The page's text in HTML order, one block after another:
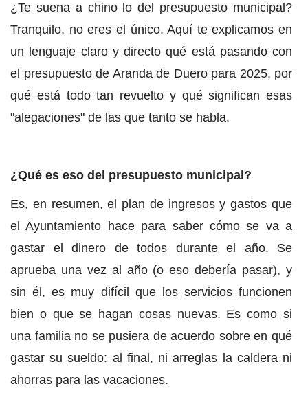
¿Te suena a chino lo del presupuesto municipal?
Tranquilo, no eres el único. Aquí te explicamos en
un lenguaje claro y directo qué está pasando con
el presupuesto de Aranda de Duero para 2025, por
qué está todo tan revuelto y qué significan esas
"alegaciones" de las que tanto se habla.
¿Qué es eso del presupuesto municipal?
Es, en resumen, el plan de ingresos y gastos que
el Ayuntamiento hace para saber cómo se va a
gastar el dinero de todos durante el año. Se
aprueba una vez al año (o eso debería pasar), y
sin él, es muy difícil que los servicios funcionen
bien o que se hagan cosas nuevas. Es como si
una familia no se pusiera de acuerdo sobre en qué
gastar su sueldo: al final, ni arreglas la caldera ni
ahorras para las vacaciones.